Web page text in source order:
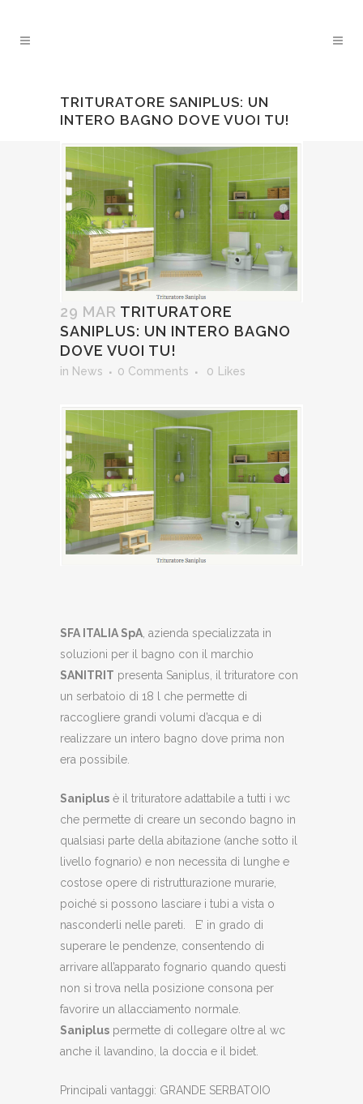
TRITURATORE SANIPLUS: UN
INTERO BAGNO DOVE VUOI TU!
29 MAR TRITURATORE
SANIPLUS: UN INTERO BAGNO
DOVE VUOI TU!
in News 0 Comments 0 Likes
SFA ITALIA SpA, azienda specializzata in
soluzioni per il bagno con il marchio
SANITRIT presenta Saniplus, il trituratore con
un serbatoio di 18 l che permette di
raccogliere grandi volumi d’acqua e di
realizzare un intero bagno dove prima non
era possibile.
Saniplus è il trituratore adattabile a tutti i wc
che permette di creare un secondo bagno in
qualsiasi parte della abitazione (anche sotto il
livello fognario) e non necessita di lunghe e
costose opere di ristrutturazione murarie,
poiché si possono lasciare i tubi a vista o
nasconderli nelle pareti. E’ in grado di
superare le pendenze, consentendo di
arrivare all’apparato fognario quando questi
non si trova nella posizione consona per
favorire un allacciamento normale.
Saniplus permette di collegare oltre al wc
anche il lavandino, la doccia e il bidet.
Principali vantaggi: GRANDE SERBATOIO